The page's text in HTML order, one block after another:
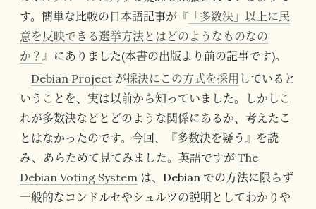
す。簡単な比較の日本語記事が『 「多数決」以上に民
意を反映できる選挙方法とはどのようなものなの
か？ 』にありました(本書の出版より前の記事です)。
Debian Project が採決にこの方式を採用 していると
いうことを、実は以前から知っていました。しかしこ
れが多数決などとどのような関係にあるか、考えたこ
とはなかったのです。今回、『多数決を疑う』を読
み、あらためて見てみました。英語ですが The
Debian Voting System は、Debian での方法に限らず
一般的なコンドルセやシュルツの説明としてわかりや